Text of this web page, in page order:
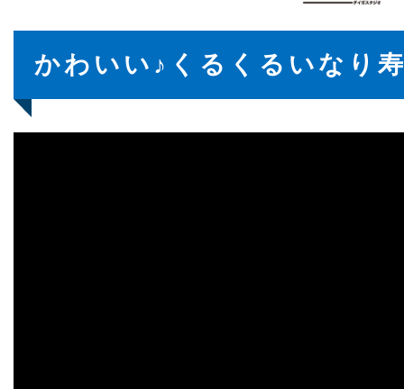
かわいい♪くるくるいなり